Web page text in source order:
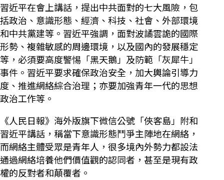
習近平在會上講話，提出中共面對的七大風險，包
括政治、意識形態、經濟、科技、社會、外部環境
和中共黨建等。習近平強調，面對波譎雲詭的國際
形勢、複雜敏感的周邊環境，以及國內的發展穩定
等，必須要高度警惕「黑天鵝」及防範「灰犀牛」
事件。習近平要求確保政治安全，加大輿論引導力
度、推進網絡綜合治理；亦要加強青年一代的思想
政治工作等。
《人民日報》海外版旗下微信公號「俠客島」附和
習近平講話，稱當下意識形態鬥爭主陣地在網絡，
而網絡主體受眾是青年人，很多境內外勢力都設法
通過網絡培養他們價值觀的認同者，甚至是現有政
權的反對者和顛覆者。